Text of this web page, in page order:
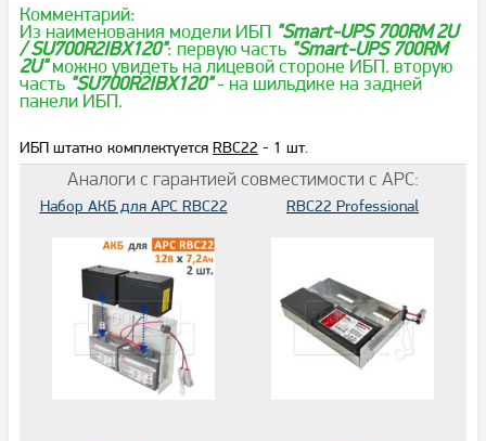
Комментарий:
Из наименования модели ИБП "Smart-UPS 700RM 2U
/ SU700R2IBX120": первую часть "Smart-UPS 700RM
2U"можно увидеть на лицевой стороне ИБП. вторую
часть "SU700R2IBX120"- на шильдике на задней
панели ИБП.
ИБП штатно комплектуется RBC22 - 1 шт.
Аналоги с гарантией совместимости с APC:
Набор АКБ для APC RBC22 RBC22 Professional